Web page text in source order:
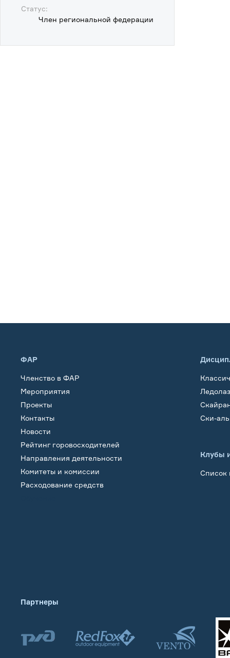
Статус:
Член региональной федерации
ФАР
Членство в ФАР
Мероприятия
Проекты
Контакты
Новости
Рейтинг горовосходителей
Направления деятельности
Комитеты и комиссии
Расходование средств
Ски-
Клубы
Список
Партнеры